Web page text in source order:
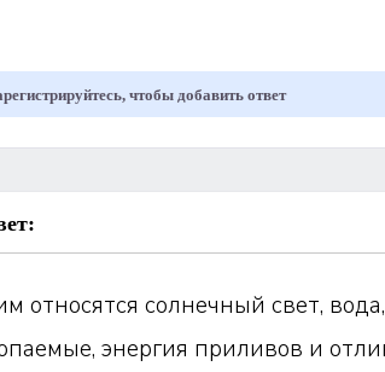
чтобы добавить ответ
относятся солнечный свет,
энергия приливов и